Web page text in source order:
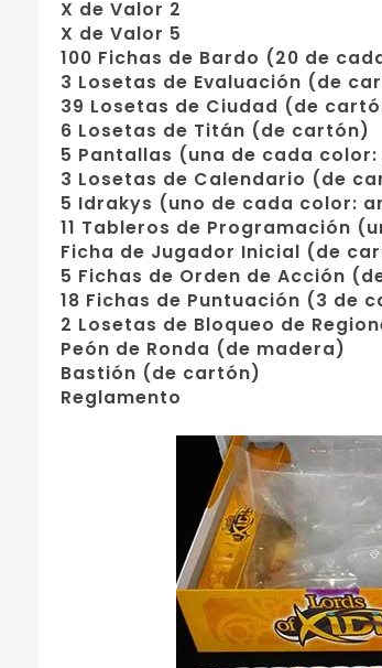
X de Valor 2
X de Valor 5
100 Fichas de Bardo (20 de
3 Losetas de Evaluación (de
39 Losetas de Ciudad (de
6 Losetas de Titán (de cartón)
5 Pantallas (una de cada
3 Losetas de Calendario (de
5 Idrakys (uno de cada color:
11 Tableros de Programación
Ficha de Jugador Inicial (de
5 Fichas de Orden de Acción
18 Fichas de Puntuación (3 de
2 Losetas de Bloqueo de
Peón de Ronda (de madera)
Bastión (de cartón)
Reglamento